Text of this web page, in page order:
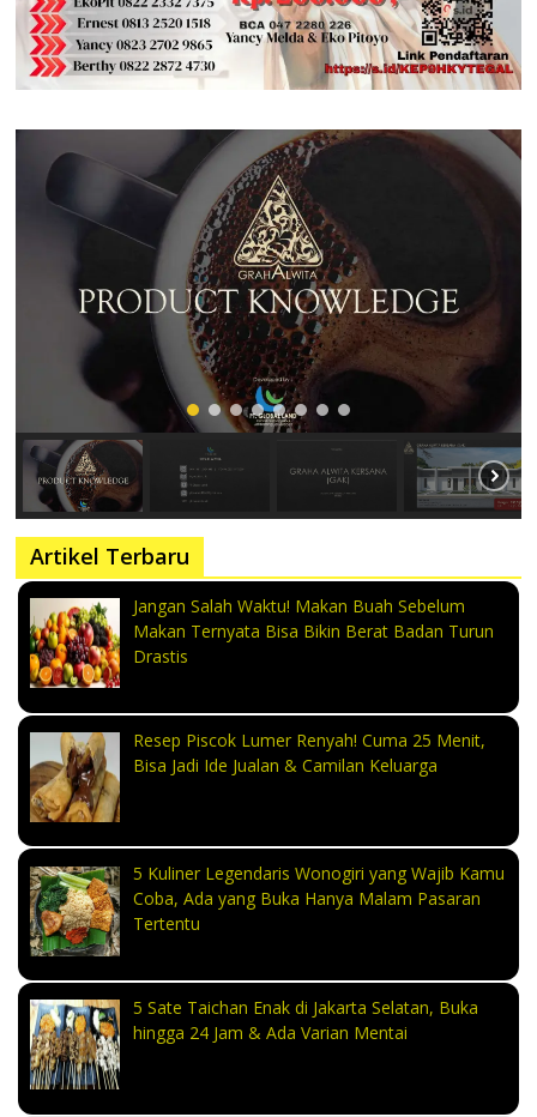
Artikel Terbaru
Jangan Salah Waktu! Makan Buah Sebelum
Makan Ternyata Bisa Bikin Berat Badan Turun
Drastis
Resep Piscok Lumer Renyah! Cuma 25 Menit,
Bisa Jadi Ide Jualan & Camilan Keluarga
5 Kuliner Legendaris Wonogiri yang Wajib Kamu
Coba, Ada yang Buka Hanya Malam Pasaran
Tertentu
5 Sate Taichan Enak di Jakarta Selatan, Buka
hingga 24 Jam & Ada Varian Mentai